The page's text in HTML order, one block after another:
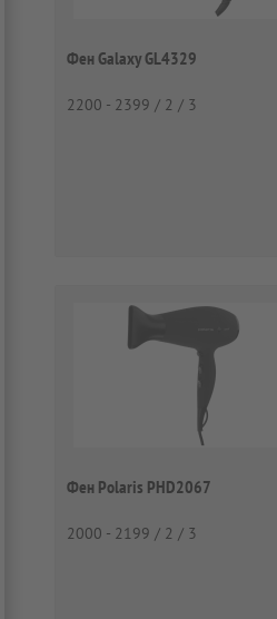
Фен Galaxy GL4329
2200 - 2399 / 2 / 3
Фен Polaris PHD2067
2000 - 2199 / 2 / 3